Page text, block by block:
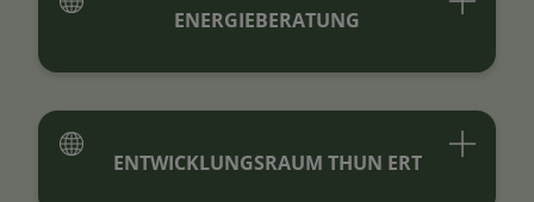
ENERGIEBERATUNG
ENTWICKLUNGSRAUM THUN ERT